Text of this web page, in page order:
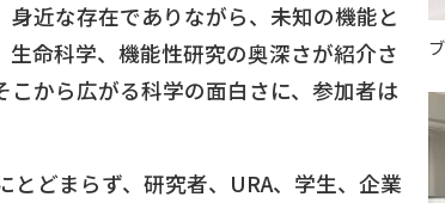
近な存在でありながら、未知の機能と
命科学、機能性研究の奥深さが紹介さ
から広がる科学の面白さに、参加者は
とどまらず、研究者、URA、学生、企業